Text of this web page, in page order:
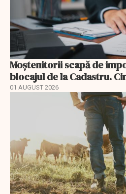
Moștenitorii scapă de
blocajul de la Cadastru.
01 AUGUST 2026